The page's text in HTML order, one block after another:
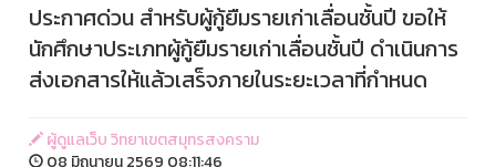
ประกาศด่วน สำหรับผู้กู้ยืมรายเก่าเลื่อนชั้นปี ขอให้
นักศึกษาประเภทผู้กู้ยืมรายเก่าเลื่อนชั้นปี ดำเนินการ
ส่งเอกสารให้แล้วเสร็จภายในระยะเวลาที่กำหนด
ผู้ดูแลเว็บ วิทยาเขตสมุทรสงคราม
08 มิถุนายน 2569 08:11:46